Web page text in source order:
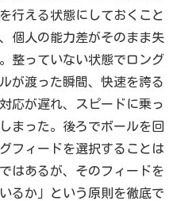
行える状態にしておくこと
個人の能力差がそのまま失
整っていない状態でロング
が渡った瞬間、快速を誇る
応が遅れ、スピードに乗っ
まった。後ろでボールを回
フィードを選択することは
はあるが、そのフィードを
るか」という原則を徹底で